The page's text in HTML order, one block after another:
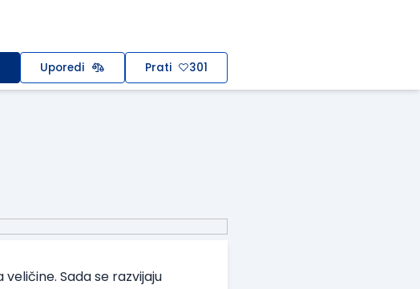
Uporedi Prati 301
Sada se razvijaju